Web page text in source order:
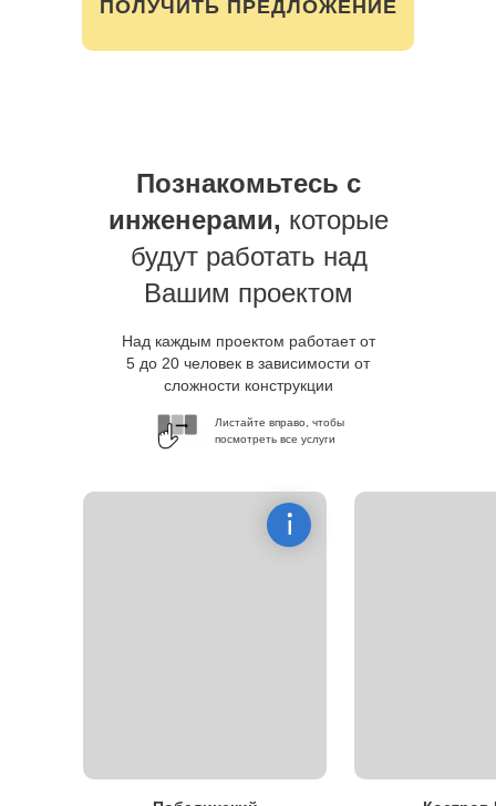
ПОЛУЧИТЬ ПРЕДЛОЖЕНИЕ
Познакомьтесь с
инженерами, которые
будут работать над
Вашим проектом
Над каждым проектом работает от
5 до 20 человек в зависимости от
сложности конструкции
Листайте вправо, чтобы
посмотреть все услуги